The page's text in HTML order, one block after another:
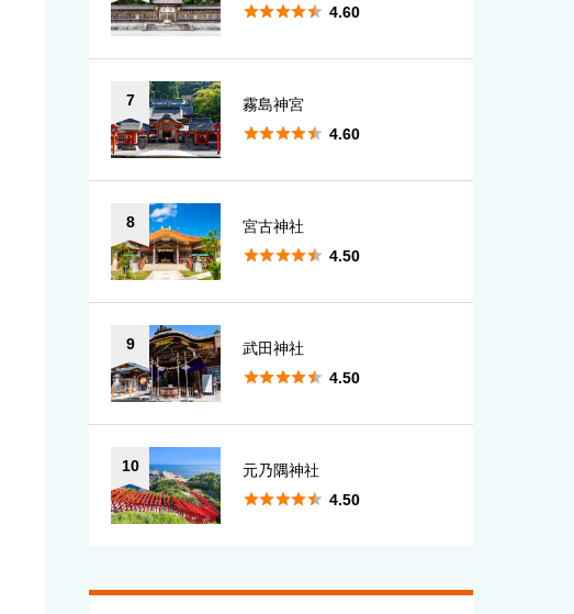
 4.60
7
霧島神宮
 4.60
8
宮古神社
 4.50
9
武田神社
 4.50
10
元乃隅神社
 4.50